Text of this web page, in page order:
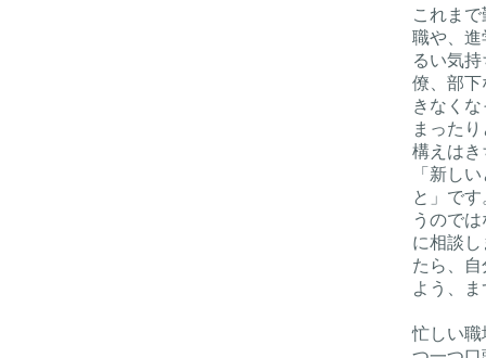
これま
職や、
るい気
僚、部
きなく
まった
構えは
「新し
と」で
うので
に相談
たら、
よう、
忙しい